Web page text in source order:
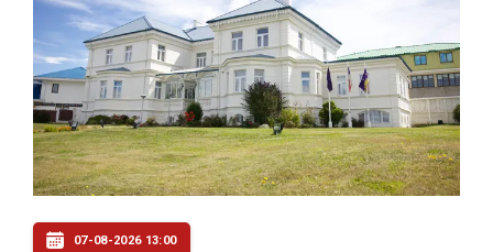
07-08-2026 13:00